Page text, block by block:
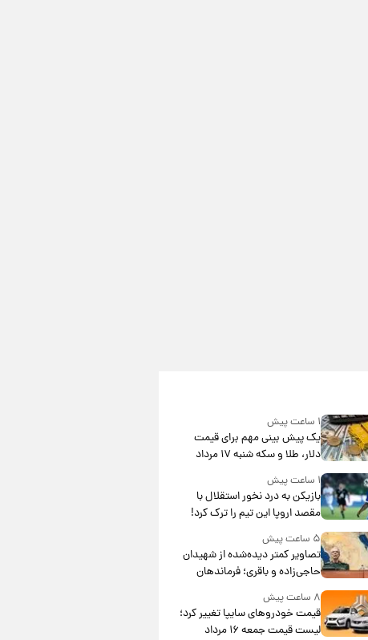
۱ ساعت پیش
یک پیش ‌بینی مهم برای قیمت
دلار، طلا و سکه شنبه ۱۷ مرداد
۱۴۰۵
۱ ساعت پیش
بازیکن به درد نخور استقلال با
مقصد اروپا این تیم را ترک کرد!
۵ ساعت پیش
تصاویر کمتر دیده‌شده از شهیدان
حاجی‌زاده و باقری؛ فرماندهان
۸ ساعت پیش
قیمت خودروهای سایپا تغییر کرد؛
لیست قیمت جمعه ۱۶ مرداد